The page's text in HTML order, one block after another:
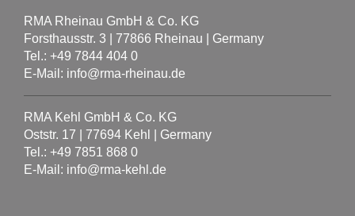
RMA Rheinau GmbH & Co. KG
Forsthausstr. 3 | 77866 Rheinau | Germany
Tel.: +49 7844 404 0
E-Mail: info@rma-rheinau.de
RMA Kehl GmbH & Co. KG
Oststr. 17 | 77694 Kehl | Germany
Tel.: +49 7851 868 0
E-Mail: info@rma-kehl.de